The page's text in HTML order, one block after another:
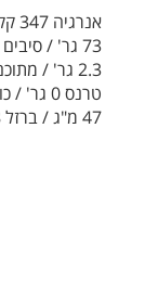
47 מ"ג / ברזל 258 מ"ג